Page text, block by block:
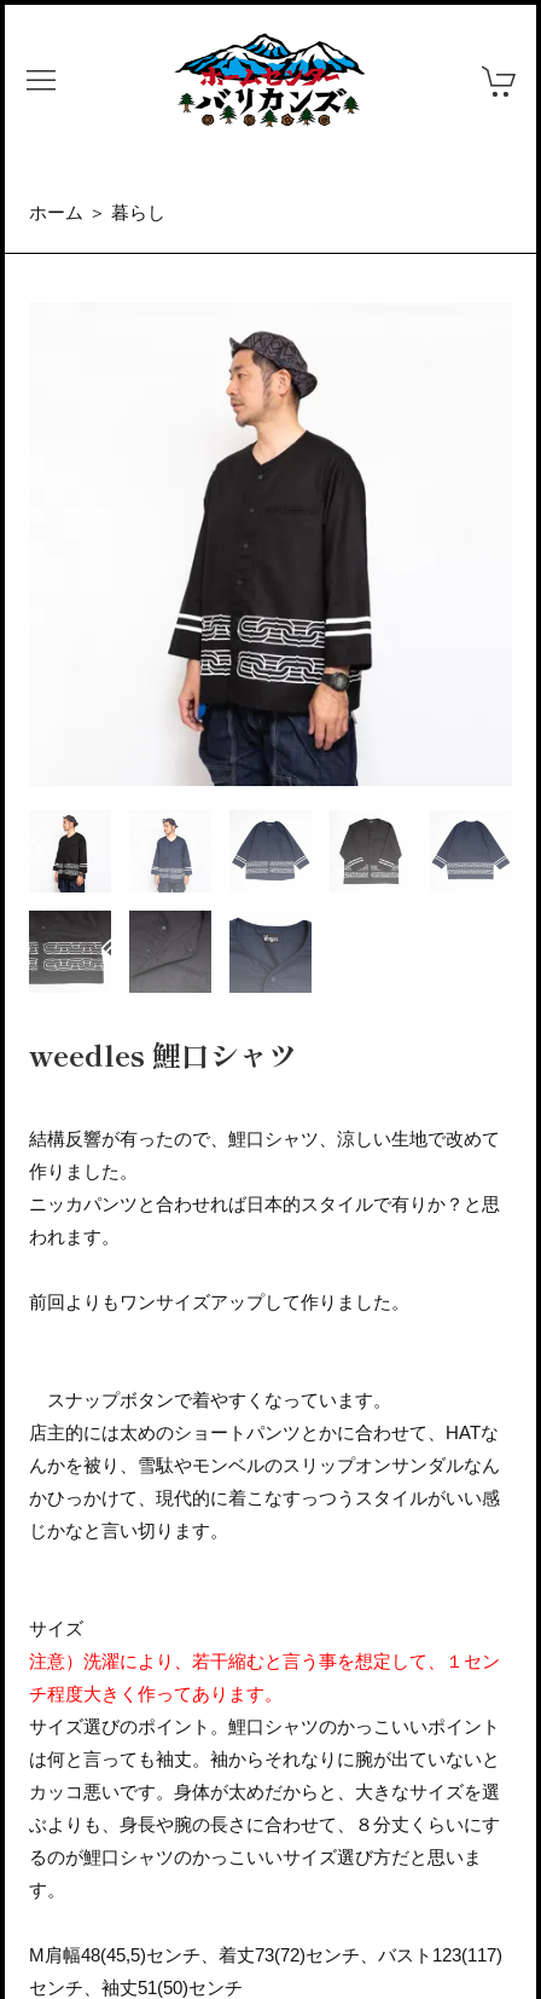
ホーム ＞ 暮らし
weedles 鯉口シャツ
結構反響が有ったので、鯉口シャツ、涼しい生地で改めて
作りました。
ニッカパンツと合わせれば日本的スタイルで有りか？と思
われます。
前回よりもワンサイズアップして作りました。
スナップボタンで着やすくなっています。
店主的には太めのショートパンツとかに合わせて、HATな
んかを被り、雪駄やモンベルのスリップオンサンダルなん
かひっかけて、現代的に着こなすっつうスタイルがいい感
じかなと言い切ります。
サイズ
注意）洗濯により、若干縮むと言う事を想定して、１セン
チ程度大きく作ってあります。
サイズ選びのポイント。鯉口シャツのかっこいいポイント
は何と言っても袖丈。袖からそれなりに腕が出ていないと
カッコ悪いです。身体が太めだからと、大きなサイズを選
ぶよりも、身長や腕の長さに合わせて、８分丈くらいにす
るのが鯉口シャツのかっこいいサイズ選び方だと思いま
す。
M肩幅48(45,5)センチ、着丈73(72)センチ、バスト123(117)
センチ、袖丈51(50)センチ